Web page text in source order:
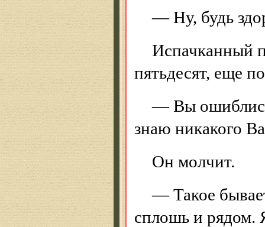
— Ну, будь
Испачканный
пятьдесят, еще
— Вы
знаю никакого
Он молчит.
— Такое
сплошь и рядом.